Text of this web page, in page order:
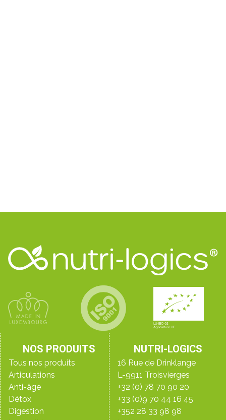
NOS PRODUITS
Tous nos produits
Articulations
Anti-âge
Détox
Digestion
NUTRI-LOGICS
16 Rue de Drinklange
L-9911 Troisvierges
+32 (0) 78 70 90 20
+33 (0)9 70 44 16 45
+352 28 33 98 98